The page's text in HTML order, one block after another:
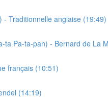
- Traditionnelle anglaise (19:49)
ta Pa-ta-pan) - Bernard de La
français (10:51)
(14:19)